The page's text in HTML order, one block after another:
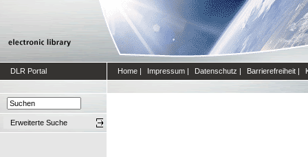
DLR Portal Home | Impressum | Datenschutz | Barrierefreiheit |
Erweiterte Suche